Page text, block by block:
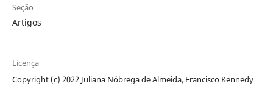
Seção
Artigos
Licença
Copyright (c) 2022 Juliana Nóbrega de Almeida, Francisco Kennedy